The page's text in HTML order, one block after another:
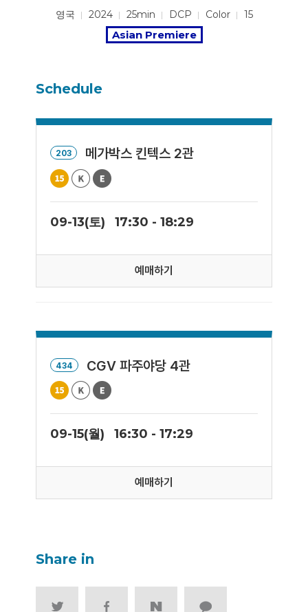
영국 2024 25min DCP Color 15
Asian Premiere
Schedule
203 메가박스 킨텍스 2관
09-13(토) 17:30 - 18:29
예매하기
434 CGV 파주야당 4관
09-15(월) 16:30 - 17:29
예매하기
Share in